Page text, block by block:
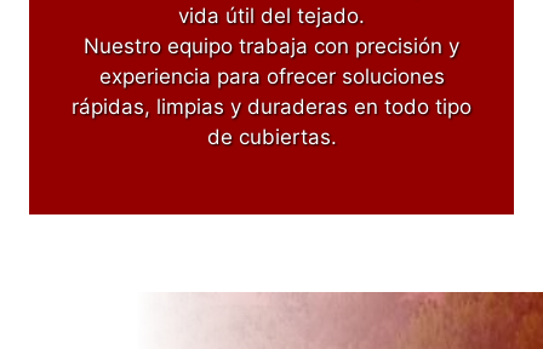
vida útil del tejado.
Nuestro equipo trabaja con precisión y
experiencia para ofrecer soluciones
rápidas, limpias y duraderas en todo tipo
de cubiertas.